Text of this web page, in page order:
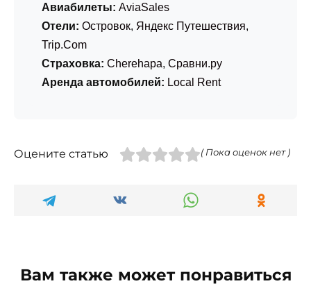
Авиабилеты: AviaSales
Отели: Островок, Яндекс Путешествия,
Trip.Com
Страховка: Cherehapa, Сравни.ру
Аренда автомобилей: Local Rent
Оцените статью ( Пока оценок нет )
Вам также может понравиться